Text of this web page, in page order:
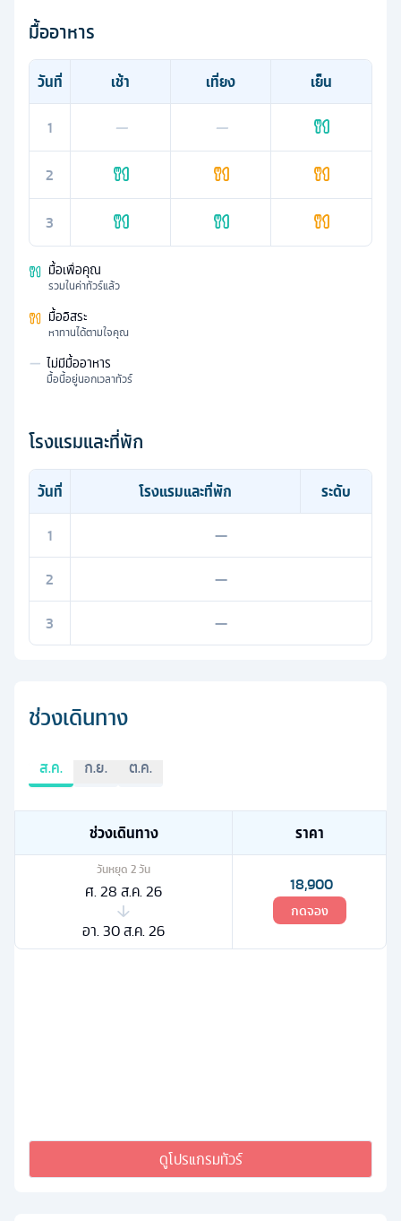
มื้ออาหาร
วันที่ เช้า เที่ยง
เย็น
1
— —
2
3
มื้อเพื่อคุณ
รวมในค่าทัวร์แล้ว
มื้ออิสระ
หาทานได้ตามใจคุณ
— ไม่มีมื้ออาหาร
มื้อนี้อยู่นอกเวลาทัวร์
โรงแรมและที่พัก
วันที่ โรงแรมและที่พัก
ระดับ
1
—
2
—
3
—
ช่วงเดินทาง
ส.ค. ก.ย. ต.ค.
ช่วงเดินทาง ราคา
วันหยุด 2วัน
ศ. 28 ส.ค. 26
อา. 30 ส.ค. 26
18,900
กดจอง
ดูโปรแกรมทัวร์